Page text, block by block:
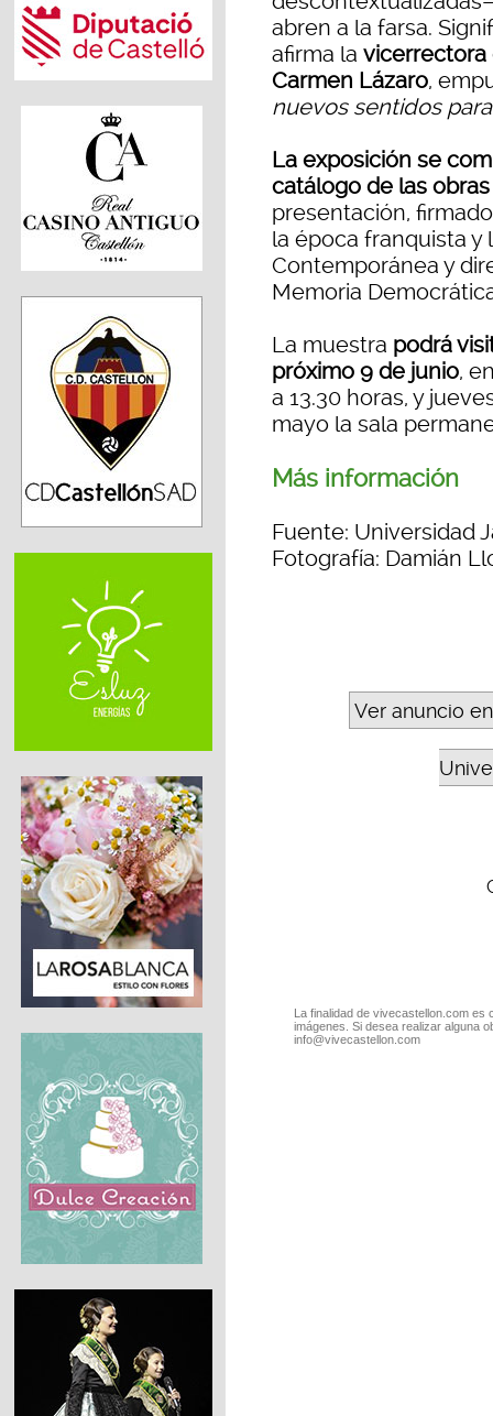
abren a la farsa.
afirma la vicerrectora
Carmen Lázaro,
nuevos sentidos
La exposición se
catálogo de las obras
presentación,
la época franquista y
Contemporánea y
Memoria
La muestra podrá
próximo 9 de junio,
a 13.30 horas, y
mayo la sala
Más información
Fuente: Universidad
Fotografía: Damián
Ver anuncio
La finalidad de vivecastellon.com
imágenes. Si desea realizar alguna
info@vivecastellon.com